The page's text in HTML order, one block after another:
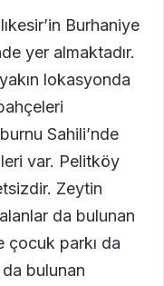
Burhaniye
yer almaktadır.
lokasyonda
Sahili’nde
var. Pelitköy
Zeytin
da bulunan
çocuk parkı da
da bulunan